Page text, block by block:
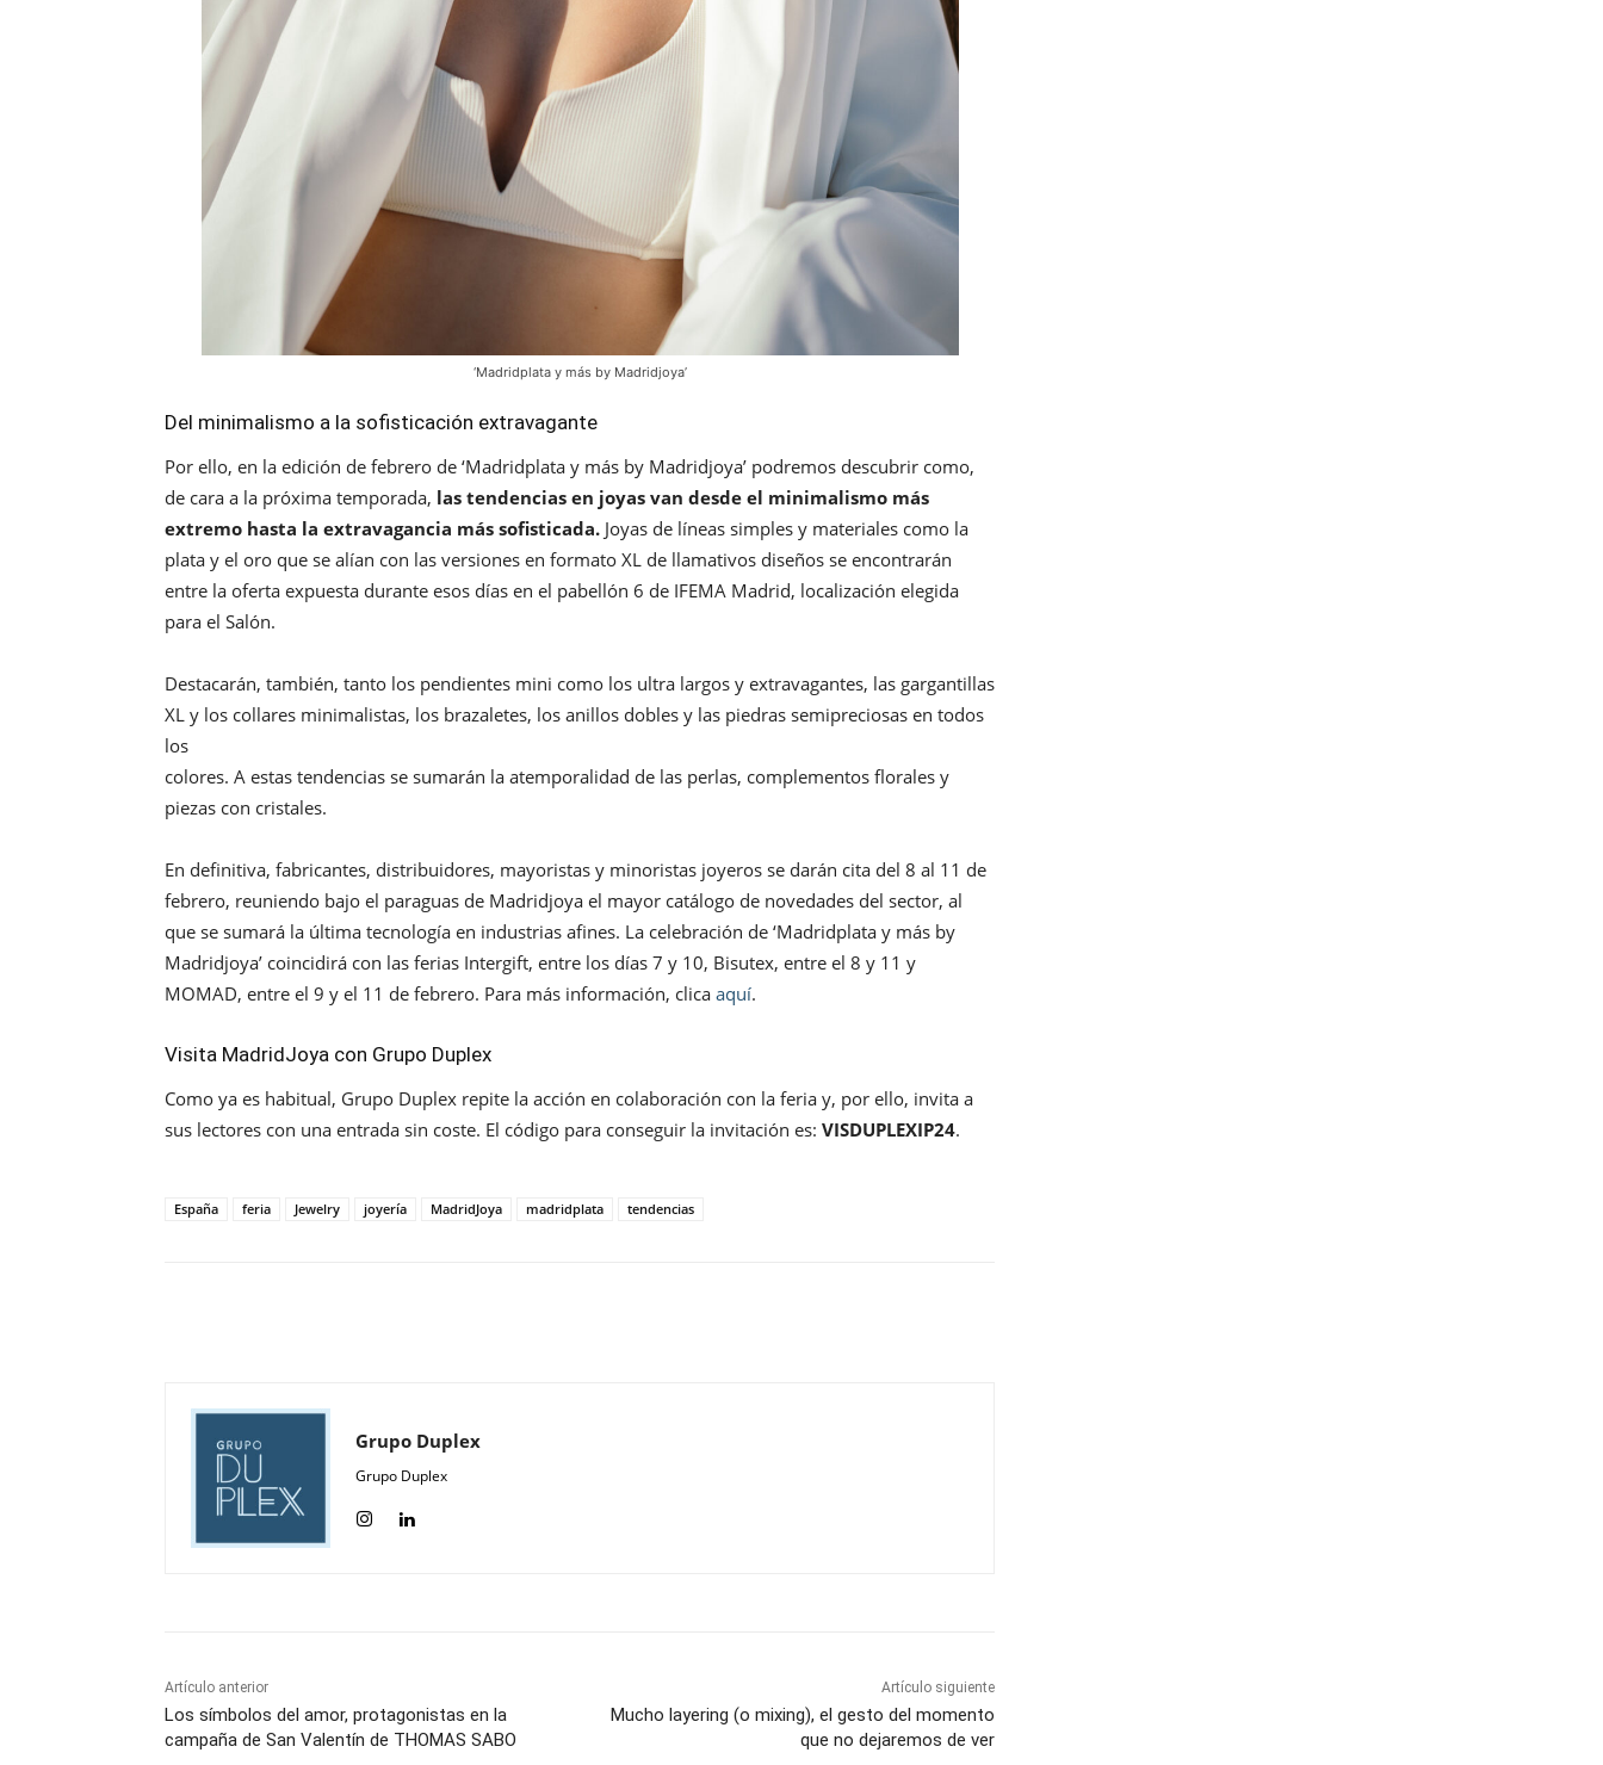
‘Madridplata y más by Madridjoya’
Del minimalismo a la sofisticación extravagante
Por ello, en la edición de febrero de ‘Madridplata y más by Madridjoya’ podremos descubrir como,
de cara a la próxima temporada, las tendencias en joyas van desde el minimalismo más
extremo hasta la extravagancia más sofisticada. Joyas de líneas simples y materiales como la
plata y el oro que se alían con las versiones en formato XL de llamativos diseños se encontrarán
entre la oferta expuesta durante esos días en el pabellón 6 de IFEMA Madrid, localización elegida
para el Salón.
Destacarán, también, tanto los pendientes mini como los ultra largos y extravagantes, las gargantillas
XL y los collares minimalistas, los brazaletes, los anillos dobles y las piedras semipreciosas en todos
los
colores. A estas tendencias se sumarán la atemporalidad de las perlas, complementos florales y
piezas con cristales.
En definitiva, fabricantes, distribuidores, mayoristas y minoristas joyeros se darán cita del 8 al 11 de
febrero, reuniendo bajo el paraguas de Madridjoya el mayor catálogo de novedades del sector, al
que se sumará la última tecnología en industrias afines. La celebración de ‘Madridplata y más by
Madridjoya’ coincidirá con las ferias Intergift, entre los días 7 y 10, Bisutex, entre el 8 y 11 y
MOMAD, entre el 9 y el 11 de febrero. Para más información, clica aquí.
Visita MadridJoya con Grupo Duplex
Como ya es habitual, Grupo Duplex repite la acción en colaboración con la feria y, por ello, invita a
sus lectores con una entrada sin coste. El código para conseguir la invitación es: VISDUPLEXIP24.
España feria Jewelry joyería MadridJoya madridplata tendencias
Grupo Duplex
Grupo Duplex
Artículo anterior
Los símbolos del amor, protagonistas en la
campaña de San Valentín de THOMAS SABO
Artículo siguiente
Mucho layering (o mixing), el gesto del momento
que no dejaremos de ver